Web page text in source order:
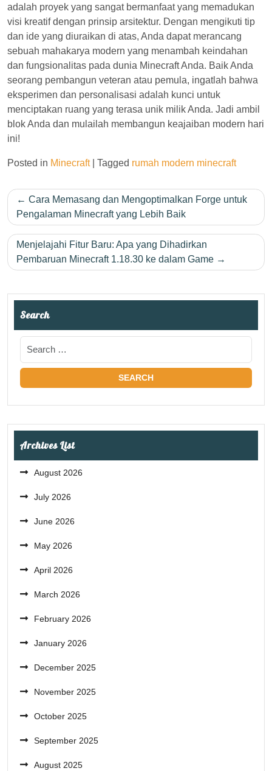
adalah proyek yang sangat bermanfaat yang memadukan
visi kreatif dengan prinsip arsitektur. Dengan mengikuti tip
dan ide yang diuraikan di atas, Anda dapat merancang
sebuah mahakarya modern yang menambah keindahan
dan fungsionalitas pada dunia Minecraft Anda. Baik Anda
seorang pembangun veteran atau pemula, ingatlah bahwa
eksperimen dan personalisasi adalah kunci untuk
menciptakan ruang yang terasa unik milik Anda. Jadi ambil
blok Anda dan mulailah membangun keajaiban modern hari
ini!
Posted in Minecraft| Tagged rumah modern minecraft
Post
navigation
Cara Memasang dan Mengoptimalkan Forge untuk
Pengalaman Minecraft yang Lebih Baik
Menjelajahi Fitur Baru: Apa yang Dihadirkan
Pembaruan Minecraft 1.18.30 ke dalam Game
Search
Archives List
August 2026
July 2026
June 2026
May 2026
April 2026
March 2026
February 2026
January 2026
December 2025
November 2025
October 2025
September 2025
August 2025